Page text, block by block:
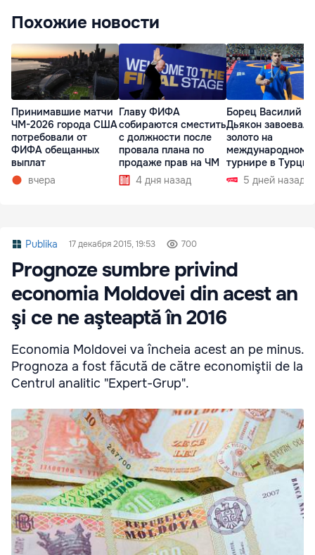
Похожие новости
Принимавшие матчи
ЧМ-2026 города США
потребовали от
ФИФА обещанных
выплат
вчера
Главу ФИФА
собираются сместить
с должности после
провала плана по
продаже прав на ЧМ
4 дня назад
Борец Василий
Дьякон завоевал
золото на
международном
турнире в Турции
5 дней назад
Publika 17 декабря 2015, 19:53 700
Prognoze sumbre privind
economia Moldovei din acest an
şi ce ne aşteaptă în 2016
Economia Moldovei va încheia acest an pe minus.
Prognoza a fost făcută de către economiştii de la
Centrul analitic "Expert-Grup".